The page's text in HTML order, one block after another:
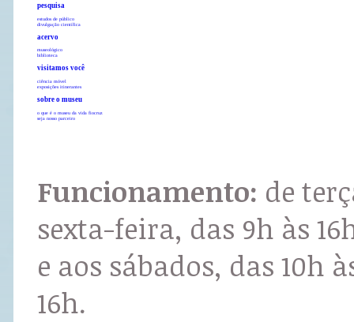
pesquisa
estudos de público
divulgação científica
acervo
museológico
biblioteca
visitamos você
ciência móvel
exposições itinerantes
sobre o museu
o que é o museu da vida fiocruz
seja nosso parceiro
Funcionamento: de
sexta-feira, das 9h às
e aos sábados, das 10h
16h.